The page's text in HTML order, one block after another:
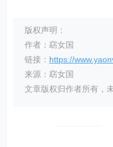
版权声明：
作者：窈女国
链接： https://
来源：窈女国
文章版权归作者所有，